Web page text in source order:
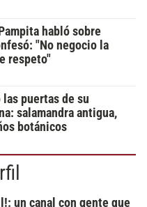
habló sobre
"No negocio la
respeto"
puertas de su
salamandra antigua,
botánicos
un canal con gente que